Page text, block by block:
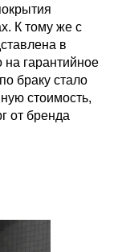
К тому же с
в
гарантийное
браку стало
стоимость,
от бренда